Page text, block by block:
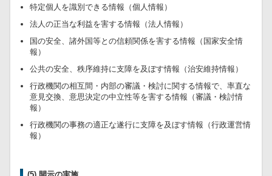
特定個人を識別できる情報（個人情報）
法人の正当な利益を害する情報（法人情報）
国の安全、諸外国等との信頼関係を害する情報（国家安全情
報）
公共の安全、秩序維持に支障を及ぼす情報（治安維持情報）
行政機関の相互間・内部の審議・検討に関する情報で、率直な
意見交換、意思決定の中立性等を害する情報（審議・検討情
報）
行政機関の事務の適正な遂行に支障を及ぼす情報（行政運営情
報）